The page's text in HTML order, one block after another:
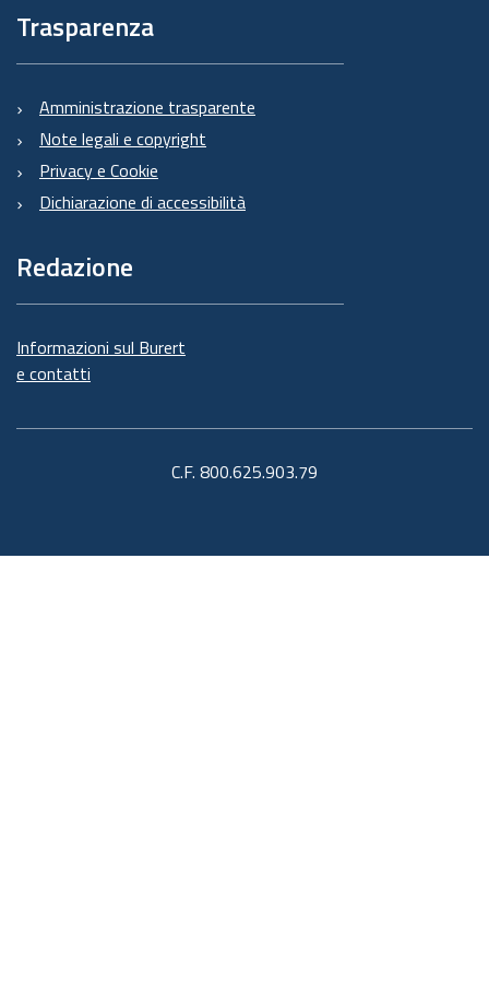
Trasparenza
Amministrazione trasparente
Note legali e copyright
Privacy e Cookie
Dichiarazione di accessibilità
Redazione
Informazioni sul Burert
e contatti
C.F. 800.625.903.79